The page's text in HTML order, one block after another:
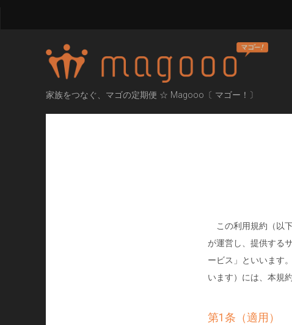
家族をつなぐ、マゴの定期便 ☆ Magooo〔 マゴー！〕
この利用規約（以
が運営し、提供する
ービス」といいます
います）には、本規
第1条（適用）